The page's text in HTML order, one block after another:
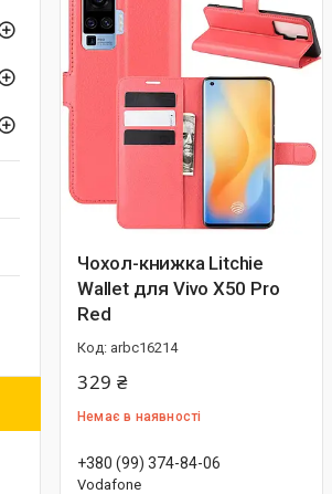
Чохол-книжка Litchie
Wallet для Vivo X50 Pro
Red
arbc16214
329 ₴
Немає в наявності
+380 (99) 374-84-06
Vodafone